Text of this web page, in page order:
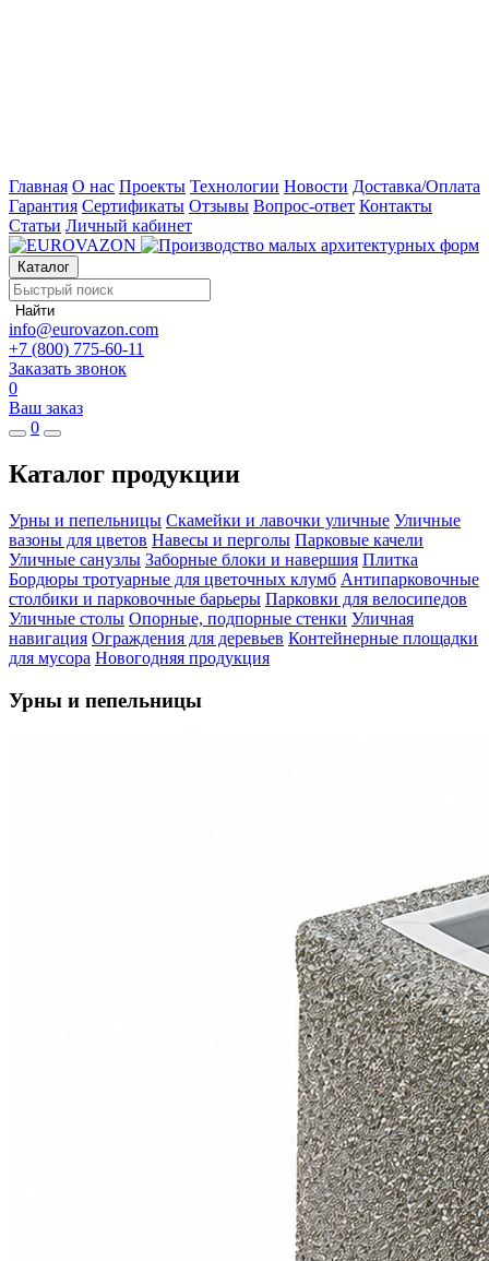
Главная О нас Проекты Технологии Новости Доставка/Оплата
Гарантия Сертификаты Отзывы Вопрос-ответ Контакты
Статьи Личный кабинет
Каталог
Найти
info@eurovazon.com
+7 (800) 775-60-11
Заказать звонок
0
Ваш заказ
0
Каталог продукции
Урны и пепельницы Скамейки и лавочки уличные Уличные
вазоны для цветов Навесы и перголы Парковые качели
Уличные санузлы Заборные блоки и навершия Плитка
Бордюры тротуарные для цветочных клумб Антипарковочные
столбики и парковочные барьеры Парковки для велосипедов
Уличные столы Опорные, подпорные стенки Уличная
навигация Ограждения для деревьев Контейнерные площадки
для мусора Новогодняя продукция
Урны и пепельницы